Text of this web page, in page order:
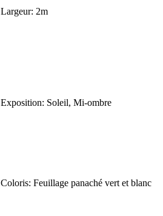
Largeur: 2m
Exposition: Soleil, Mi-ombre
Coloris: Feuillage panaché vert et blanc